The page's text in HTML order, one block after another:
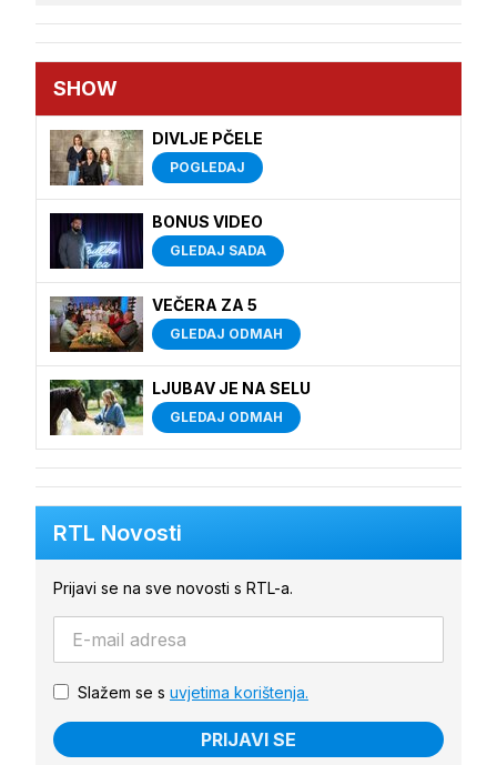
SHOW
DIVLJE PČELE
POGLEDAJ
BONUS VIDEO
GLEDAJ SADA
VEČERA ZA 5
GLEDAJ ODMAH
LJUBAV JE NA SELU
GLEDAJ ODMAH
RTL Novosti
Prijavi se na sve novosti s RTL-a.
Slažem se s uvjetima korištenja.
PRIJAVI SE